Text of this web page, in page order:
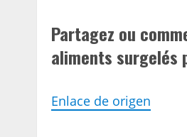
Partagez ou
aliments surgelés
Enlace de origen